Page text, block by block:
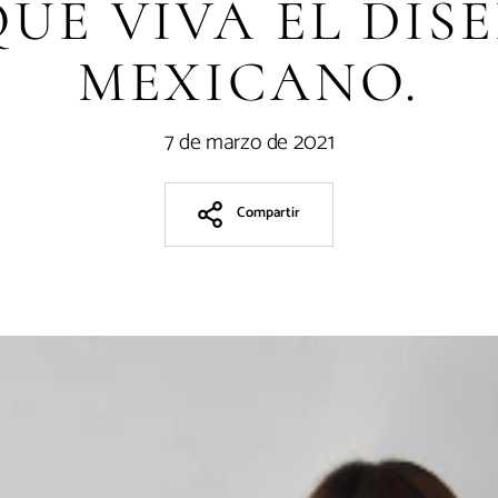
VIVA EL
MEXICANO.
7 de marzo de 2021
Compartir